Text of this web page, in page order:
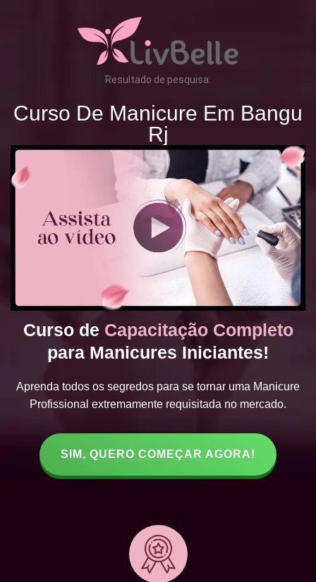
Resultado de pesquisa:
Curso De Manicure Em Bangu
Rj
Curso de Capacitação Completo
para Manicures Iniciantes!
Aprenda todos os segredos para se tornar uma Manicure
Profissional extremamente requisitada no mercado.
SIM, QUERO COMEÇAR AGORA!